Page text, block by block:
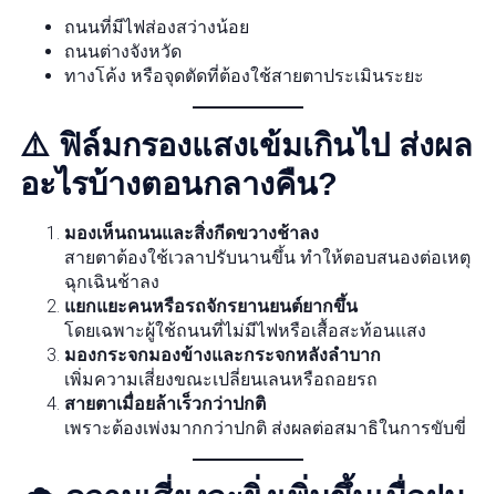
ถนนที่มีไฟส่องสว่างน้อย
ถนนต่างจังหวัด
ทางโค้ง หรือจุดตัดที่ต้องใช้สายตาประเมินระยะ
⚠️ ฟิล์มกรองแสงเข้มเกินไป ส่งผล
อะไรบ้างตอนกลางคืน?
มองเห็นถนนและสิ่งกีดขวางช้าลง
สายตาต้องใช้เวลาปรับนานขึ้น ทำให้ตอบสนองต่อเหตุ
ฉุกเฉินช้าลง
แยกแยะคนหรือรถจักรยานยนต์ยากขึ้น
โดยเฉพาะผู้ใช้ถนนที่ไม่มีไฟหรือเสื้อสะท้อนแสง
มองกระจกมองข้างและกระจกหลังลำบาก
เพิ่มความเสี่ยงขณะเปลี่ยนเลนหรือถอยรถ
สายตาเมื่อยล้าเร็วกว่าปกติ
เพราะต้องเพ่งมากกว่าปกติ ส่งผลต่อสมาธิในการขับขี่